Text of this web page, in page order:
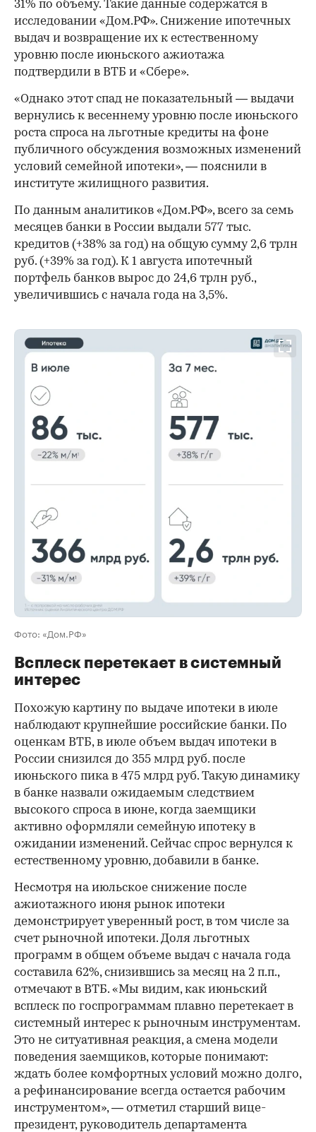
31% по объему. Такие данные содержатся в
исследовании «Дом.РФ». Снижение ипотечных
выдач и возвращение их к естественному
уровню после июньского ажиотажа
подтвердили в ВТБ и «Сбере».
«Однако этот спад не показательный — выдачи
вернулись к весеннему уровню после июньского
роста спроса на льготные кредиты на фоне
публичного обсуждения возможных изменений
условий семейной ипотеки», — пояснили в
институте жилищного развития.
По данным аналитиков «Дом.РФ», всего за семь
месяцев банки в России выдали 577 тыс.
кредитов (+38% за год) на общую сумму 2,6 трлн
руб. (+39% за год). К 1 августа ипотечный
портфель банков вырос до 24,6 трлн руб.,
увеличившись с начала года на 3,5%.
Фото: «Дом.РФ»
Всплеск перетекает в системный
интерес
Похожую картину по выдаче ипотеки в июле
наблюдают крупнейшие российские банки. По
оценкам ВТБ, в июле объем выдач ипотеки в
России снизился до 355 млрд руб. после
июньского пика в 475 млрд руб. Такую динамику
в банке назвали ожидаемым следствием
высокого спроса в июне, когда заемщики
активно оформляли семейную ипотеку в
ожидании изменений. Сейчас спрос вернулся к
естественному уровню, добавили в банке.
Несмотря на июльское снижение после
ажиотажного июня рынок ипотеки
демонстрирует уверенный рост, в том числе за
счет рыночной ипотеки. Доля льготных
программ в общем объеме выдач с начала года
составила 62%, снизившись за месяц на 2 п.п.,
отмечают в ВТБ. «Мы видим, как июньский
всплеск по госпрограммам плавно перетекает в
системный интерес к рыночным инструментам.
Это не ситуативная реакция, а смена модели
поведения заемщиков, которые понимают:
ждать более комфортных условий можно долго,
а рефинансирование всегда остается рабочим
инструментом», — отметил старший вице-
президент, руководитель департамента